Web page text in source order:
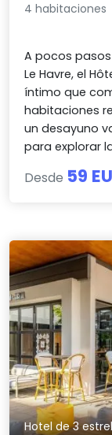
4 habitaciones
A pocos
Le Havre, el
íntimo que
habitaciones
un desayuno
para explorar
Desde 59
Hotel de 3